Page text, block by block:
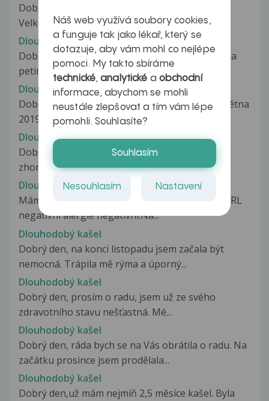
Dobry den,,Vazena MUDR. Novakova bydlim ve
Velke Britanii a mam malou 5 letou...
Dlouhodoby kasel u kojence
Dobry den, mame podobny problem. Mam doma
petimesicni miminko a neustale kasle,...
Dlouhodobý kašel
Dobrý den,mám dotaz mám dceru 4letou.Od května
2019 trpí kašlem.Doktoři ji dávaly...
Dlouhodobý kašel
Dobrý den, již od září 2014 mám kašel, který se
zhoršuje při námaze, dlouhém...
Dlouhodobý kašel
Mám dlouhodobý kašel s vykašláváním hlenu.ORL
negativni alergie negativní.Na...
Dlouhodobý kašel
Dobrý den, na konci listopadu jsem začala být
nemocná. Trápila mě rýma a úporný...
Dlouhodobý kašel
Dobrý den, prosím o radu, jsem už ze svého
zdravotního stavu nešťastná. Mé...
Dlouhodobý kašel
Dobrý den, ráda bych se na Vás obrátila o radu. Na
začátku prosince jsem prodělala...
Dlouhodobý kašel
Dobrý den,už mám nejmíň 2,5 měsíce kašel. Byla
Náš web využívá soubory cookies,
a funguje tak jako lékař, který se
dotazuje, aby vám mohl co nejlépe
pomoci. My takto sbíráme
technické,analytické a obchodní
informace, abychom se mohli
neustále zlepšovat a tím vám lépe
pomohli. Souhlasíte?
Souhlasím
Nesouhlasím Nastavení